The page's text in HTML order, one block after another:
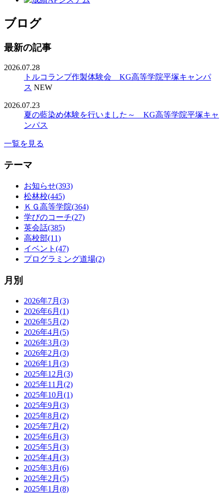
ブログ
最新の記事
2026.07.28
トルコランプ作製体験会 KG高等学院平塚キャンパ
ス NEW
2026.07.23
夏の藍染め体験を行いました～ KG高等学院平塚キャ
ンパス
一覧を見る
テーマ
お知らせ(393)
松林校(445)
ＫＧ高等学院(364)
学びのコーチ(27)
英会話(385)
高校部(11)
イベント(47)
プログラミング道場(2)
月別
2026年7月(3)
2026年6月(1)
2026年5月(2)
2026年4月(5)
2026年3月(3)
2026年2月(3)
2026年1月(3)
2025年12月(3)
2025年11月(2)
2025年10月(1)
2025年9月(3)
2025年8月(2)
2025年7月(2)
2025年6月(3)
2025年5月(3)
2025年4月(3)
2025年3月(6)
2025年2月(5)
2025年1月(8)